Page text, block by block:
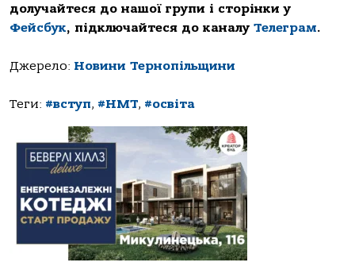
долучайтеся до нашої групи і сторінки у
Фейсбук, підключайтеся до каналу Телеграм.
Джерело: Новини Тернопільщини
Теги: #вступ, #НМТ, #освіта